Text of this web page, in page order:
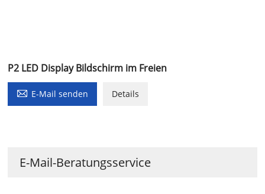
P2 LED Display Bildschirm im Freien
 E-Mail senden Details
E-Mail-Beratungsservice